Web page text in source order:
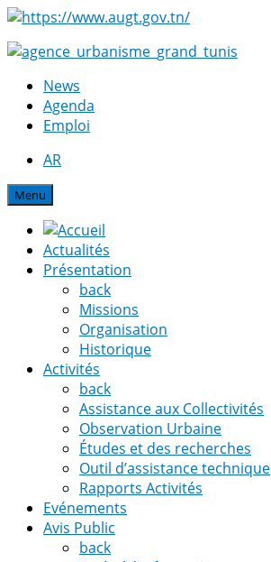
News
Agenda
Emploi
AR
Menu
Actualités
Présentation
back
Missions
Organisation
Historique
Activités
back
Assistance aux Collectivités
Observation Urbaine
Études et des recherches
Outil d’assistance technique
Rapports Activités
Evénements
Avis Public
back